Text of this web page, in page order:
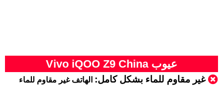
عيوب Vivo iQOO Z9 China
غير مقاوم للماء بشكل كامل: الهاتف غير مقاوم للماء